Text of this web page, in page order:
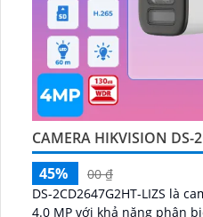
CAMERA HIKVISION DS-
45%
00 ₫
DS-2CD2647G2HT-LIZS là
4.0 MP với khả năng phân